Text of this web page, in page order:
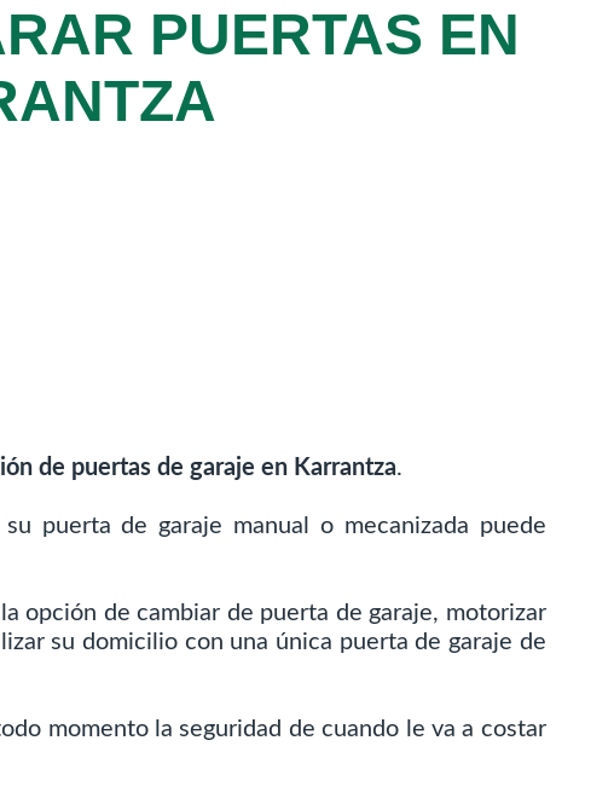
PUERTAS EN
de puertas de garaje en Karrantza.
puerta de garaje manual o mecanizada puede
opción de cambiar de puerta de garaje, motorizar
su domicilio con una única puerta de garaje de
momento la seguridad de cuando le va a costar